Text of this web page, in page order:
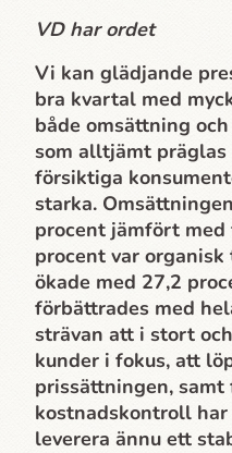
VD har ordet
Vi kan glädjande
bra kvartal med
både omsättning
som alltjämt
försiktiga
starka.
procent jämfört med
procent var
ökade med 27,2
förbättrades med
strävan att i stort
kunder i fokus, att
prissättningen,
kostnadskontroll
leverera ännu ett